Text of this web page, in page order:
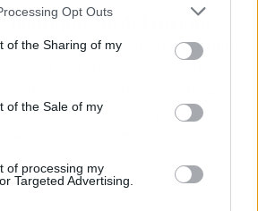
Opt Outs
of the Sharing of my
of the Sale of my
of processing my
Targeted Advertising.
la propuesta del Girona
atractivapara Navarro, quien
de Míchel una oportunidad
dispuesto a luchar por el
Navarro y le presenta una